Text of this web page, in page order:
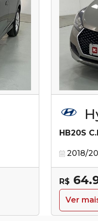
HB20S
2018/
R$
Ver